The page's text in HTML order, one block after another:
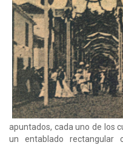
apuntados, cada uno de los
un entablado rectangular